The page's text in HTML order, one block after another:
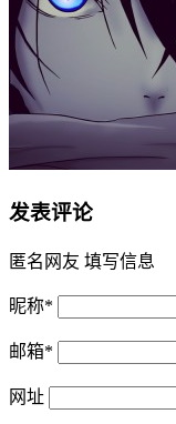
发表评论
匿名网友 填写信息
昵称*
邮箱*
网址